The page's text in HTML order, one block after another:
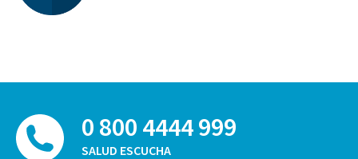
0 800 4444 999
SALUD ESCUCHA